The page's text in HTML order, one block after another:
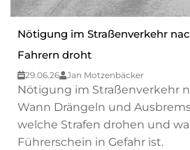
Nötigung im Straßenverkehr
Fahrern droht
29.06.26 Jan Motzenbäcker
Nötigung im Straßenverkehr
Wann Drängeln und
welche Strafen drohen und
Führerschein in Gefahr ist.